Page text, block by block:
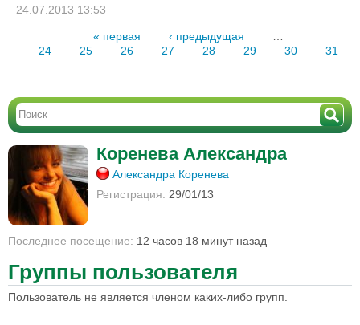
24.07.2013 13:53
« первая ‹ предыдущая
24
25 26 27 28 29 30 31
Коренева Александра
Александра Коренева
Регистрация: 29/01/13
Последнее посещение: 12 часов 18 минут назад
Группы пользователя
Пользователь не является членом каких-либо групп.